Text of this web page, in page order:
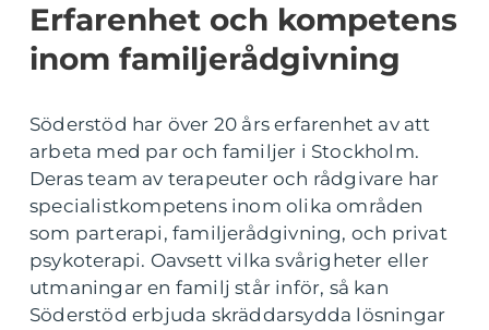
Erfarenhet och kompetens
inom familjerådgivning
Söderstöd har över 20 års erfarenhet av att
arbeta med par och familjer i Stockholm.
Deras team av terapeuter och rådgivare har
specialistkompetens inom olika områden
som parterapi, familjerådgivning, och privat
psykoterapi. Oavsett vilka svårigheter eller
utmaningar en familj står inför, så kan
Söderstöd erbjuda skräddarsydda lösningar